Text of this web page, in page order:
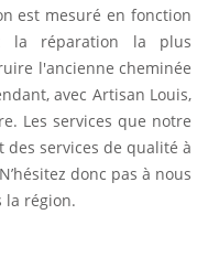
est mesuré en fonction
la réparation la plus
l'ancienne cheminée
avec Artisan Louis,
Les services que notre
services de qualité à
donc pas à nous
la région.